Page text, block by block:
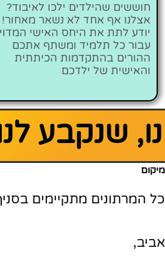
חוששים שהילדים ילכו לאיבוד?
אצלנו אף אחד לא נשאר מאחור!
יודע לתת את היחס האישי
עבור כל תלמיד ומשתף אתכם
ההורים בהתקדמות הכיתתית
והאישית של ילדכם
נו, שנקבע
מיקום
כל המרתונים מתקיימים
אביב,